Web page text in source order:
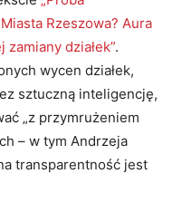
Rzeszowa? Aura
działek”.
wycen działek,
sztuczną inteligencję,
„z przymrużeniem
– w tym Andrzeja
transparentność jest